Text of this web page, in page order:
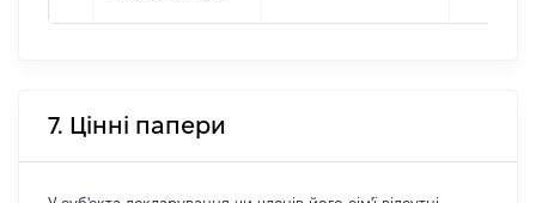
7. Цінні папери